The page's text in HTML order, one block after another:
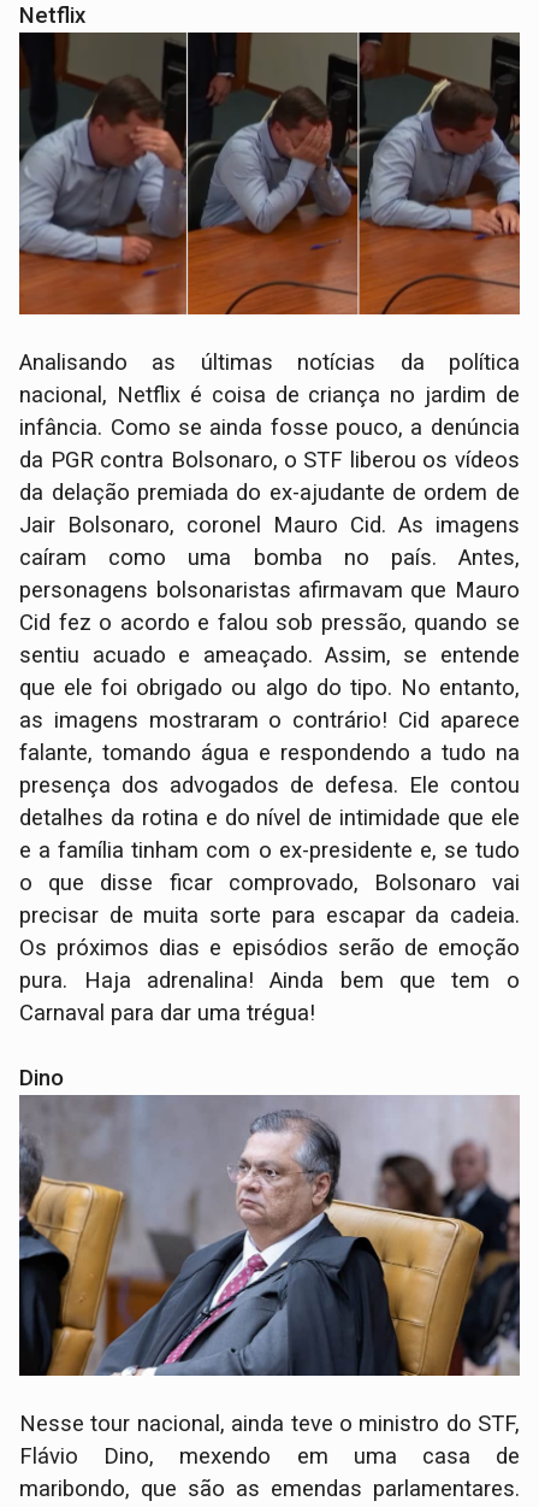
Netflix
Analisando as últimas notícias da política
nacional, Netflix é coisa de criança no jardim de
infância. Como se ainda fosse pouco, a denúncia
da PGR contra Bolsonaro, o STF liberou os vídeos
da delação premiada do ex-ajudante de ordem de
Jair Bolsonaro, coronel Mauro Cid. As imagens
caíram como uma bomba no país. Antes,
personagens bolsonaristas afirmavam que Mauro
Cid fez o acordo e falou sob pressão, quando se
sentiu acuado e ameaçado. Assim, se entende
que ele foi obrigado ou algo do tipo. No entanto,
as imagens mostraram o contrário! Cid aparece
falante, tomando água e respondendo a tudo na
presença dos advogados de defesa. Ele contou
detalhes da rotina e do nível de intimidade que ele
e a família tinham com o ex-presidente e, se tudo
o que disse ficar comprovado, Bolsonaro vai
precisar de muita sorte para escapar da cadeia.
Os próximos dias e episódios serão de emoção
pura. Haja adrenalina! Ainda bem que tem o
Carnaval para dar uma trégua!
Dino
Nesse tour nacional, ainda teve o ministro do STF,
Flávio Dino, mexendo em uma casa de
maribondo, que são as emendas parlamentares.